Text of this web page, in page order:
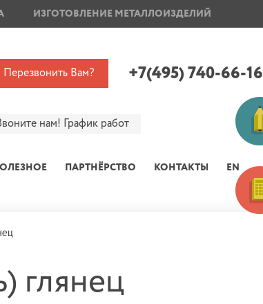
ИЗГОТОВЛЕНИЕ МЕТАЛЛОИЗДЕЛИЙ
Перезвонить Вам? +7(495) 740-66-16
нам! График работ
ПАРТНЁРСТВО КОНТАКТЫ EN
глянец